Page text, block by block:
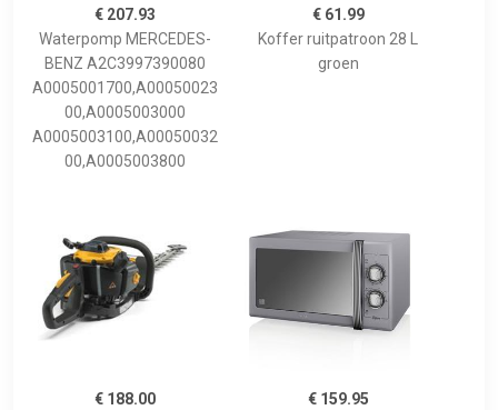
€ 207.93
Waterpomp MERCEDES-
BENZ A2C3997390080
A0005001700,A00050023
00,A0005003000
A0005003100,A00050032
00,A0005003800
€ 61.99
Koffer ruitpatroon 28 L
groen
€ 188.00
€ 159.95